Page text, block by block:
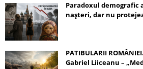
Paradoxul demografic
nașteri, dar nu
PATIBULARII
Gabriel Liiceanu –